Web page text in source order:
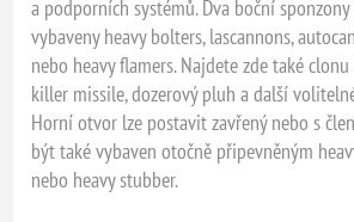
a podporních systémů. Dva boční
vybaveny heavy bolters, lascannons,
nebo heavy flamers. Najdete zde také
killer missile, dozerový pluh a další
Horní otvor lze postavit zavřený nebo s
být také vybaven otočně připevněným
nebo heavy stubber.